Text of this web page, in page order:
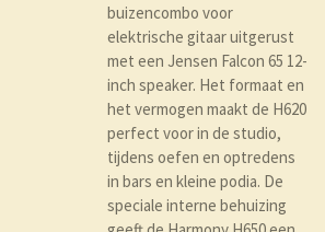
buizencombo voor
elektrische gitaar uitgerust
met een Jensen Falcon 65 12-
inch speaker. Het formaat en
het vermogen maakt de H620
perfect voor in de studio,
tijdens oefen en optredens
in bars en kleine podia. De
speciale interne behuizing